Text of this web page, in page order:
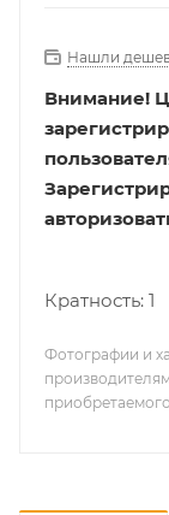
Нашли
Внимание!
Кратность: 1
Фотографии и